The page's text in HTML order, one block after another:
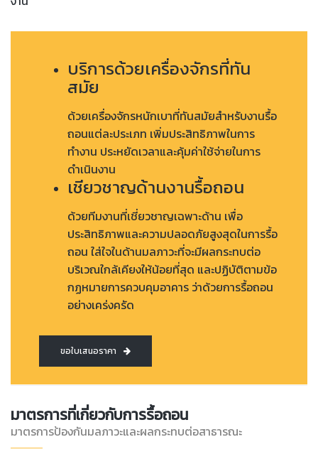
บริการด้วยเครื่องจักรที่ทัน
สมัย
ด้วยเครื่องจักรหนักเบาที่ทันสมัยสำหรับงานรื้อ
ถอนแต่ละประเภท เพิ่มประสิทธิภาพในการ
ทำงาน ประหยัดเวลาและคุ้มค่าใช้จ่ายในการ
ดำเนินงาน
เชียวชาญด้านงานรื้อถอน
ด้วยทีมงานที่เชี่ยวชาญเฉพาะด้าน เพื่อ
ประสิทธิภาพและความปลอดภัยสูงสุดในการรื้อ
ถอน ใส่ใจในด้านมลภาวะที่จะมีผลกระทบต่อ
บริเวณใกล้เคียงให้น้อยที่สุด และปฏิบัติตามข้อ
กฏหมายการควบคุมอาคาร ว่าด้วยการรื้อถอน
อย่างเคร่งครัด
ขอใบเสนอราคา
มาตรการที่เกี่ยวกับการรื้อถอน
มาตรการป้องกันมลภาวะและผลกระทบต่อสาธารณะ